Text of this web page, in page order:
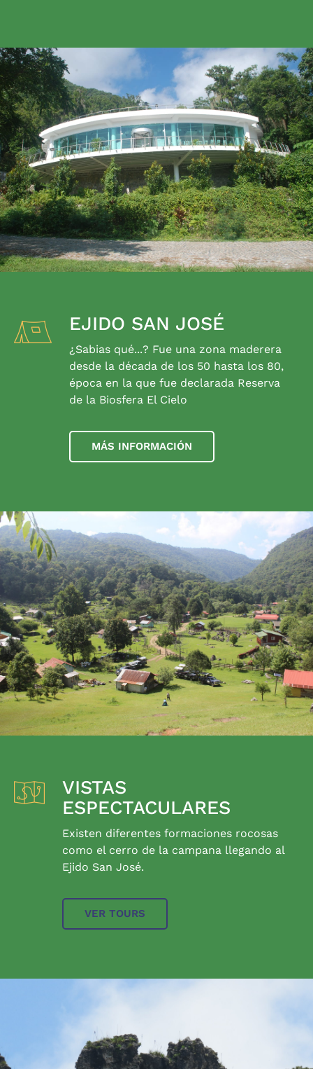
EJIDO SAN JOSÉ
¿Sabias qué...? Fue una zona maderera
desde la década de los 50 hasta los 80,
época en la que fue declarada Reserva
de la Biosfera El Cielo
MÁS INFORMACIÓN
VISTAS
ESPECTACULARES
Existen diferentes formaciones rocosas
como el cerro de la campana llegando al
Ejido San José.
VER TOURS